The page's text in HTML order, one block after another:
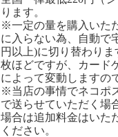
ります。
※一定の量を購入いた
に入らない為、自動で
円以上)に切り替わり
枚ほどですが、カード
によって変動しますの
※当店の事情でネコポ
で送らせていただく場
場合は追加料金はいた
ください。